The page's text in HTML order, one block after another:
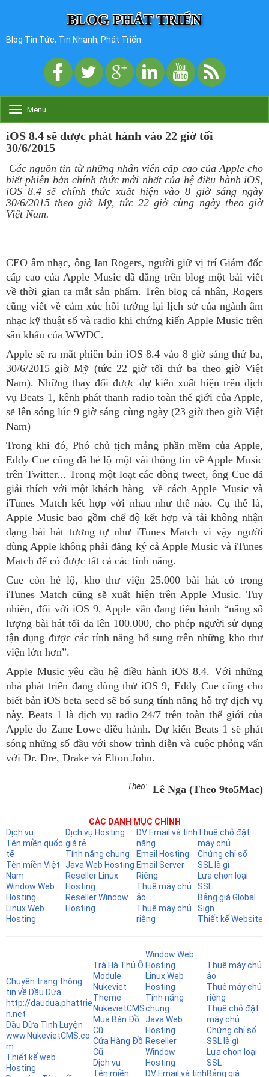
BLOG PHÁT TRIỂN
Blog Tin Tức, Tin Nhanh, Phát Triển
o
g
g
n
a
v
o
n
Menu
iOS 8.4 sẽ được phát hành vào 22 giờ tối
30/6/2015
Các nguồn tin từ những nhân viên cấp cao của Apple cho
biết phiên bản chính thức mới nhất của hệ điều hành iOS,
iOS 8.4 sẽ chính thức xuất hiện vào 8 giờ sáng ngày
30/6/2015 theo giờ Mỹ, tức 22 giờ cùng ngày theo giờ
Việt Nam.
CEO âm nhạc, ông Ian Rogers, người giữ vị trí Giám đốc
cấp cao của Apple Music đã đăng trên blog một bài viết
về thời gian ra mắt sản phẩm. Trên blog cá nhân, Rogers
cũng viết về cảm xúc hồi tưởng lại lịch sử của ngành âm
nhạc kỹ thuật số và radio khi chứng kiến Apple Music trên
sân khấu của WWDC.
Apple sẽ ra mắt phiên bản iOS 8.4 vào 8 giờ sáng thứ ba,
30/6/2015 giờ Mỹ (tức 22 giờ tối thứ ba theo giờ Việt
Nam). Những thay đổi được dự kiến xuất hiện trên dịch
vụ Beats 1, kênh phát thanh radio toàn thế giới của Apple,
sẽ lên sóng lúc 9 giờ sáng cùng ngày (23 giờ theo giờ Việt
Nam)
Trong khi đó, Phó chủ tịch mảng phần mềm của Apple,
Eddy Cue cũng đã hé lộ một vài thông tin về Apple Music
trên Twitter... Trong một loạt các dòng tweet, ông Cue đã
giải thích với một khách hàng về cách Apple Music và
iTunes Match kết hợp với nhau như thế nào. Cụ thể là,
Apple Music bao gồm chế độ kết hợp và tải không nhận
dạng bài hát tương tự như iTunes Match vì vậy người
dùng Apple không phải đăng ký cả Apple Music và iTunes
Match để có được tất cả các tính năng.
Cue còn hé lộ, kho thư viện 25.000 bài hát có trong
iTunes Match cũng sẽ xuất hiện trên Apple Music. Tuy
nhiên, đối với iOS 9, Apple vẫn đang tiến hành “nâng số
lượng bài hát tối đa lên 100.000, cho phép người sử dụng
tận dụng được các tính năng bổ sung trên những kho thư
viện lớn hơn”.
Apple Music yêu cầu hệ điều hành iOS 8.4. Với những
nhà phát triển đang dùng thử iOS 9, Eddy Cue cũng cho
biết bản iOS beta seed sẽ bổ sung tính năng hỗ trợ dịch vụ
này. Beats 1 là dịch vụ radio 24/7 trên toàn thế giới của
Apple do Zane Lowe điều hành. Dự kiến Beats 1 sẽ phát
sóng những số đầu với show trình diễn và cuộc phỏng vấn
với Dr. Dre, Drake và Elton John.
Lê Nga (Theo 9to5Mac)
Theo:
CÁC DANH MỤC CHÍNH
Dịch vụ
Tên miền quốc
tế
Tên miền Việt
Nam
Window Web
Hosting
Linux Web
Hosting
Dịch vụ Hosting
giá rẻ
Tính năng chung
Java Web Hosting
Reseller Linux
Hosting
Reseller Window
Hosting
DV Email và tính
năng
Email Hosting
Email Server
Riêng
Thuê máy chủ
ảo
Thuê máy chủ
riêng
Thuê chỗ đặt
máy chủ
Chứng chỉ số
SSL là gì
Lựa chọn loại
SSL
Bảng giá Global
Sign
Thiết kế Website
Chuyên trang thông
tin về Dầu Dừa.
http://daudua.phattrie
n.net
Dầu Dừa Tinh Luyện
www.NukevietCMS.co
m
Thiết kế web
Hosting
Trà Hà Thủ Ô
Module
Nukeviet
Theme
NukevietCMS
Mua Bán Đồ
Cũ
Cửa Hàng Đồ
Cũ
Dịch vụ
Tên miền
Window Web
Hosting
Linux Web
Hosting
Tính năng
chung
Java Web
Hosting
Reseller
Window
Hosting
DV Email và tính
Thuê máy chủ
ảo
Thuê máy chủ
riêng
Thuê chỗ đặt
máy chủ
Chứng chỉ số
SSL là gì
Lựa chọn loại
SSL
Bảng giá